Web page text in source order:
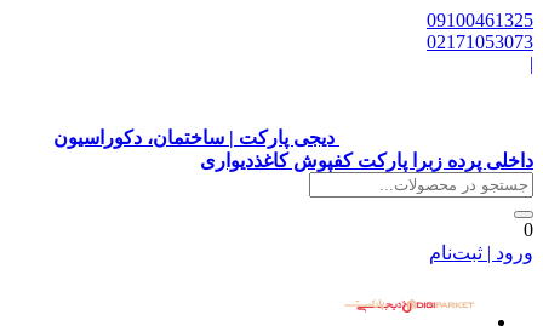
09100461325
02171053073
|
دیجی پارکت | ساختمان، دکوراسیون
داخلی پرده زبرا پارکت کفپوش کاغذدیواری
0
ورود | ثبت‌نام